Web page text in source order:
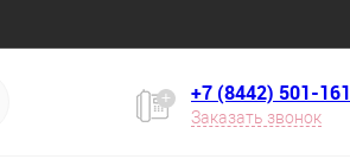
+7 (8442) 501-161
Заказать звонок